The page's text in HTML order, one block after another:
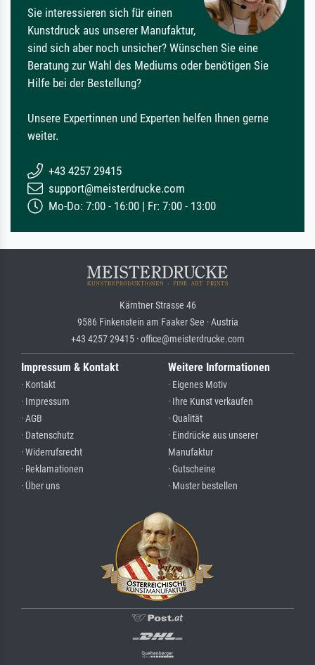
Sie interessieren sich für einen
Kunstdruck aus unserer Manufaktur,
sind sich aber noch unsicher? Wünschen Sie eine
Beratung zur Wahl des Mediums oder benötigen Sie
Hilfe bei der Bestellung?
Unsere Expertinnen und Experten helfen Ihnen gerne
weiter.
+43 4257 29415
support@meisterdrucke.com
Mo-Do: 7:00 - 16:00 | Fr: 7:00 - 13:00
Kärntner Strasse 46
9586 Finkenstein am Faaker See · Austria
+43 4257 29415 · office@meisterdrucke.com
Impressum & Kontakt
· Kontakt
· Impressum
· AGB
· Datenschutz
· Widerrufsrecht
· Reklamationen
· Über uns
Weitere Informationen
· Eigenes Motiv
· Ihre Kunst verkaufen
· Qualität
· Eindrücke aus unserer
Manufaktur
· Gutscheine
· Muster bestellen